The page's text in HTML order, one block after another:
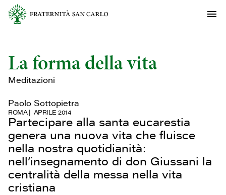
La forma della vita
Meditazioni
Paolo Sottopietra
ROMA APRILE 2014
Partecipare alla santa eucarestia
genera una nuova vita che fluisce
nella nostra quotidianità:
nell’insegnamento di don Giussani la
centralità della messa nella vita
cristiana